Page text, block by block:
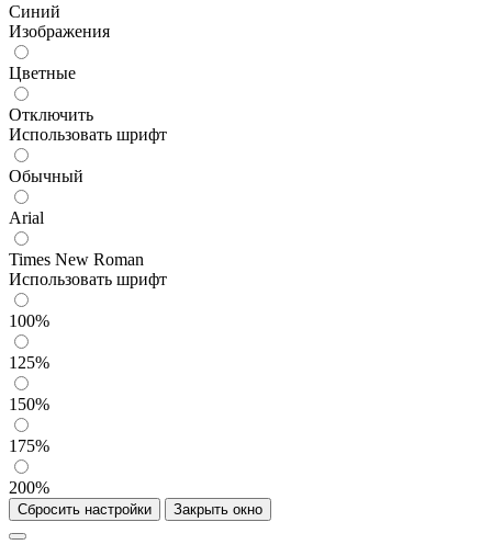
Синий
Изображения
Цветные
Отключить
Использовать шрифт
Обычный
Arial
Times New Roman
Использовать шрифт
100%
125%
150%
175%
200%
Сбросить настройки Закрыть окно